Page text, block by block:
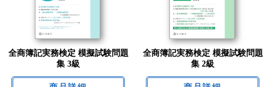
全商簿記実務検定 模擬試験問題
集 3級
全商簿記実務検定 模擬試験問題
集 2級